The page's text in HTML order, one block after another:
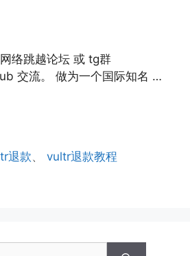
络跳越论坛 或 tg群
交流。 做为一个国际知名 …
退款、vultr退款教程